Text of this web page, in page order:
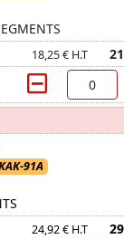
18,25 € H.T
91A
24,92 € H.T